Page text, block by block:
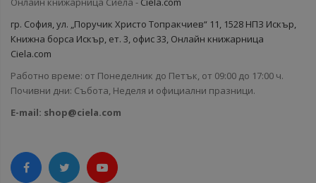
гр. София, ул. „Поручик Христо Топракчиев“ 11, 1528 НПЗ Искър,
Книжна борса Искър, ет. 3, офис 33, Онлайн книжарница
Ciela.com
Работно време: от Понеделник до Петък, от 09:00 до 17:00 ч.
Почивни дни: Събота, Неделя и официални празници.
E-mail: shop@ciela.com